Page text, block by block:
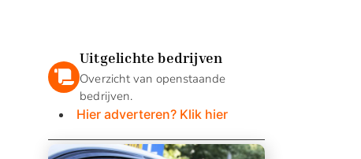
Uitgelichte bedrijven
Overzicht van openstaande
bedrijven.
Hier adverteren? Klik hier